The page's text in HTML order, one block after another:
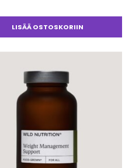
LISÄÄ OSTOSKORIIN